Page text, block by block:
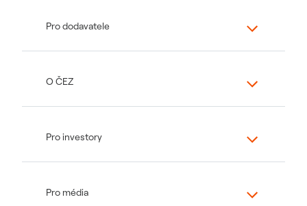
Pro dodavatele
O ČEZ
Pro investory
Pro média